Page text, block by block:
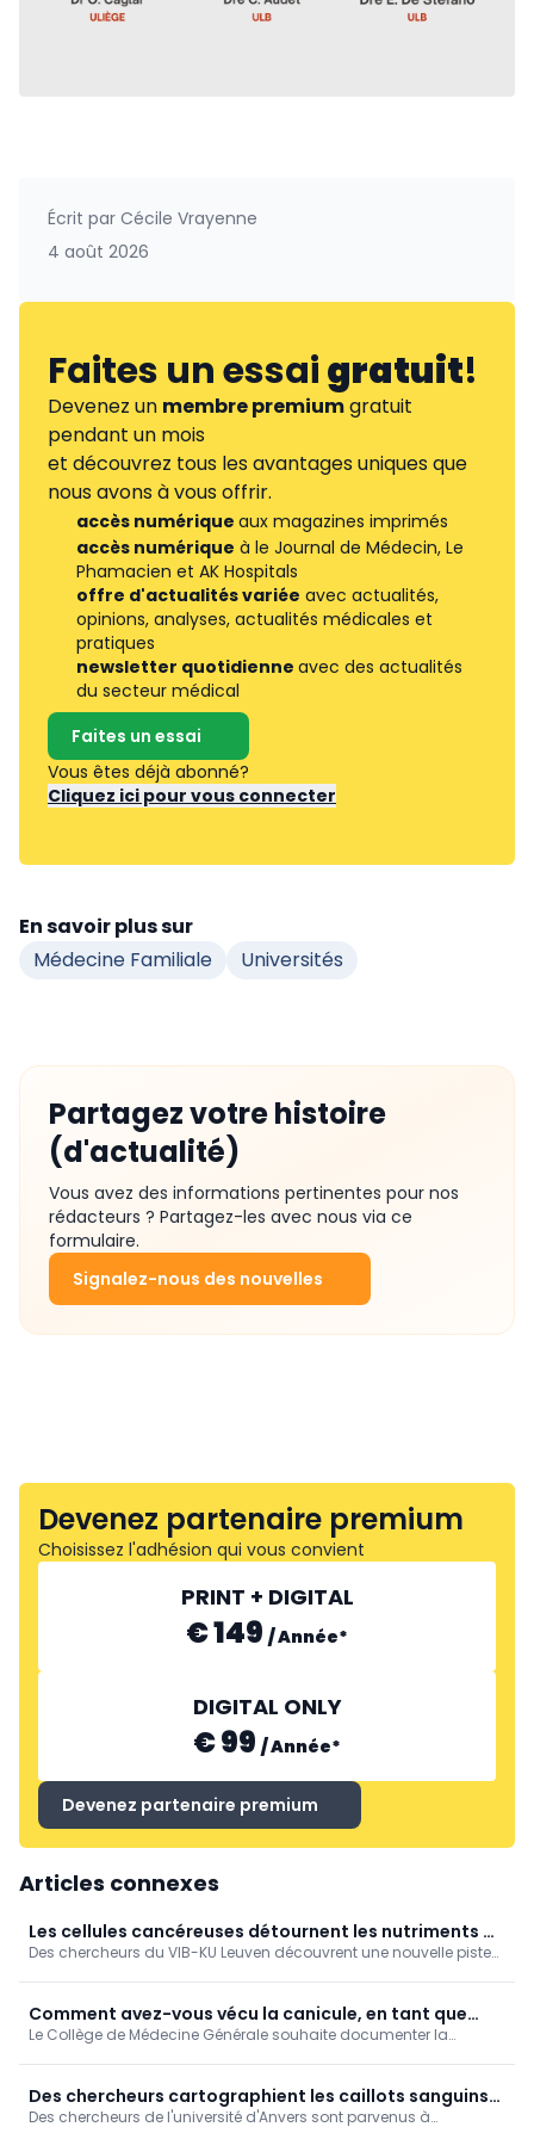
Écrit par Cécile Vrayenne
4 août 2026
Faites un essaigratuit!
Devenez un membre premiumgratuit
pendant un mois
et découvrez tous les avantages uniques que
nous avons à vous offrir.
accès numérique aux magazines imprimés
accès numérique à le Journal de Médecin, Le
Phamacien et AK Hospitals
offre d'actualités variée avec actualités,
opinions, analyses, actualités médicales et
pratiques
newsletter quotidienne avec des actualités
du secteur médical
Faites un essai
Vous êtes déjà abonné?
Cliquez ici pour vous connecter
En savoir plus sur
Médecine Familiale
Universités
Partagez votre histoire
(d'actualité)
Vous avez des informations pertinentes pour nos
rédacteurs ? Partagez-les avec nous via ce
formulaire.
Signalez-nous des nouvelles
Devenez partenaire premium
Choisissez l'adhésion qui vous convient
PRINT + DIGITAL
€ 149 /Année*
DIGITAL ONLY
€ 99 /Année*
Devenez partenaire premium
Articles connexes
Les cellules cancéreuses détournent les nutriments du
foie pour tromper le système immunitaire
Des chercheurs du VIB-KU Leuven découvrent une nouvelle piste
Comment avez-vous vécu la canicule, en tant que
médecin généraliste? [Enquête]
Le Collège de Médecine Générale souhaite documenter la
Des chercheurs cartographient les caillots sanguins
après un AVC
Des chercheurs de l'université d'Anvers sont parvenus à